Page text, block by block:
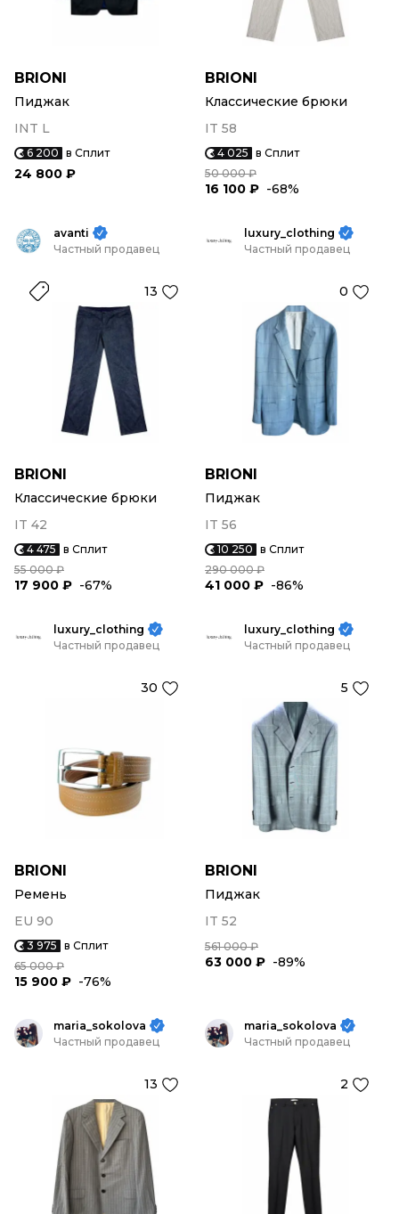
BRIONI
Пиджак
INT L
6 200 в Сплит
24 800 ₽
BRIONI
Классические брюки
IT 58
4 025 в Сплит
50 000 ₽
16 100 ₽ -68%
avanti
Частный продавец
13
BRIONI
Классические брюки
IT 42
4 475 в Сплит
55 000 ₽
17 900 ₽ -67%
luxury_clothing
Частный продавец
0
BRIONI
Пиджак
IT 56
10 250 в Сплит
290 000 ₽
41 000 ₽ -86%
luxury_clothing
Частный продавец
30
BRIONI
Ремень
EU 90
3 975 в Сплит
65 000 ₽
15 900 ₽ -76%
luxury_clothing
Частный продавец
5
BRIONI
Пиджак
IT 52
561 000 ₽
63 000 ₽ -89%
maria_sokolova
Частный продавец
13
maria_sokolova
Частный продавец
2